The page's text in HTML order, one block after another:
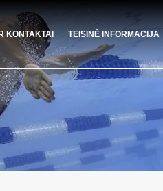
KONTAKTAI TEISINĖ INFORMACIJA